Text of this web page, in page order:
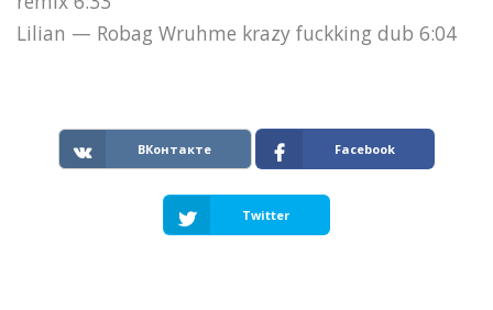
Lilian — Robag Wruhme krazy fuckking dub 6:04
ВКонтакте Facebook
Twitter